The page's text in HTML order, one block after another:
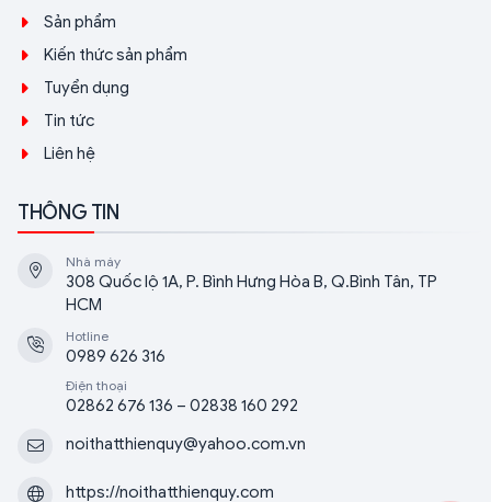
Sản phẩm
Kiến thức sản phẩm
Tuyển dụng
Tin tức
Liên hệ
THÔNG TIN
Nhà máy
308 Quốc lộ 1A, P. Bình Hưng Hòa B, Q.Bình Tân, TP
HCM
Hotline
0989 626 316
Điện thoại
02862 676 136 – 02838 160 292
noithatthienquy@yahoo.com.vn
https://noithatthienquy.com